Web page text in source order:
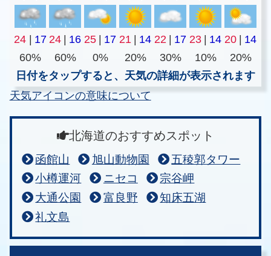
24 | 17 24 | 16 25 | 17 21 | 14 22 | 17 23 | 14 20 | 14
60%
60% 0% 20% 30% 10%
20%
日付をタップすると、天気の詳細が表示されます
天気アイコンの意味について
北海道のおすすめスポット
函館山 旭山動物園
五稜郭タワー
小樽運河
ニセコ
宗谷岬
大通公園
富良野
知床五湖
礼文島